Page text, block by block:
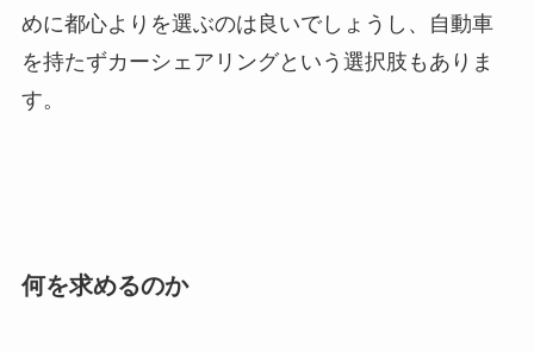
めに都心よりを選ぶのは良いでしょうし、自動車
を持たずカーシェアリングという選択肢もありま
す。
何を求めるのか